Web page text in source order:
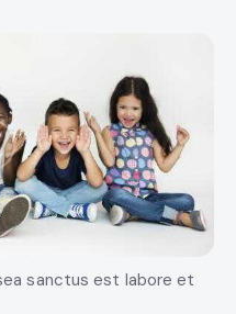
sanctus est labore et